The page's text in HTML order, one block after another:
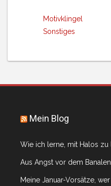
Motivklingel
Sonstiges
Mein Blog
Wie ich lerne, mit Halos zu
Aus Angst vor dem Banalen
Meine Januar-Vorsätze,